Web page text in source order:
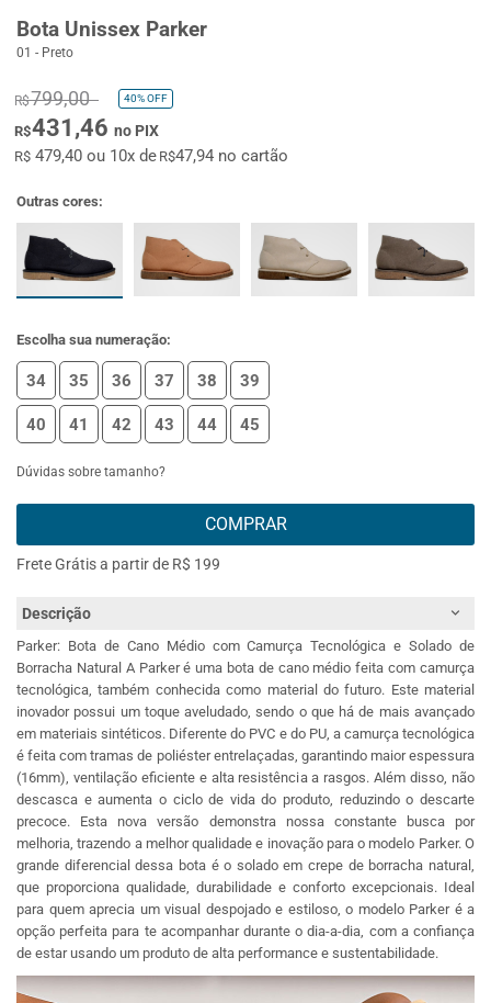
Bota Unissex Parker
01 - Preto
R$799,00 40%OFF
R$431,46 no PIX
R$ 479,40 ou 10x deR$47,94 no cartão
Outras cores:
Escolha sua numeração:
34 35 36 37 38 39
40 41 42 43 44 45
Dúvidas sobre tamanho?
COMPRAR
Frete Grátis a partir de R$ 199
Descrição
Parker: Bota de Cano Médio com Camurça Tecnológica e Solado de
Borracha Natural A Parker é uma bota de cano médio feita com camurça
tecnológica, também conhecida como material do futuro. Este material
inovador possui um toque aveludado, sendo o que há de mais avançado
em materiais sintéticos. Diferente do PVC e do PU, a camurça tecnológica
é feita com tramas de poliéster entrelaçadas, garantindo maior espessura
(16mm), ventilação eficiente e alta resistência a rasgos. Além disso, não
descasca e aumenta o ciclo de vida do produto, reduzindo o descarte
precoce. Esta nova versão demonstra nossa constante busca por
melhoria, trazendo a melhor qualidade e inovação para o modelo Parker. O
grande diferencial dessa bota é o solado em crepe de borracha natural,
que proporciona qualidade, durabilidade e conforto excepcionais. Ideal
para quem aprecia um visual despojado e estiloso, o modelo Parker é a
opção perfeita para te acompanhar durante o dia-a-dia, com a confiança
de estar usando um produto de alta performance e sustentabilidade.